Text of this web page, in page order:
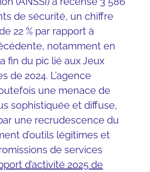
de sécurité, un chiffre
22 % par rapport à
notamment en
fin du pic lié aux Jeux
de 2024. L’agence
une menace de
sophistiquée et diffuse,
une recrudescence du
d’outils légitimes et
de services
d’activité 2025 de